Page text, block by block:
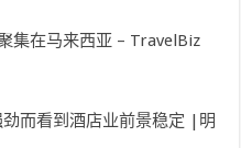
集在马来西亚 – TravelBiz
而看到酒店业前景稳定 |明